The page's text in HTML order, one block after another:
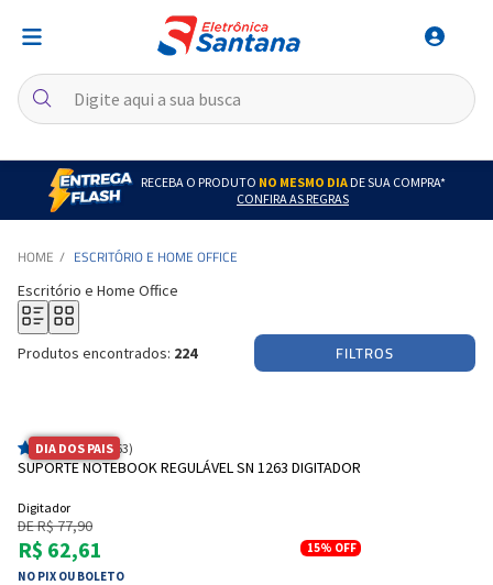
RECEBA O PRODUTO NO MESMO DIADE SUA COMPRA*
CONFIRA AS REGRAS
ESCRITÓRIO E HOME OFFICE
Escritório e Home Office
Produtos encontrados: 224 FILTROS
DIA DOS PAIS(63)
SUPORTE NOTEBOOK REGULÁVEL SN 1263 DIGITADOR
Digitador
DE R$ 77,90
R$ 62,61
NO PIX OU BOLETO
15% OFF